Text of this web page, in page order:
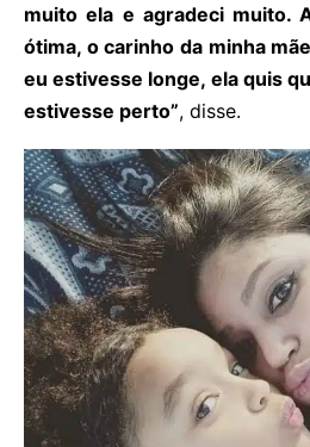
muito ela e agradeci muito.
ótima, o carinho da minha
eu estivesse longe, ela quis
estivesse perto”, disse.